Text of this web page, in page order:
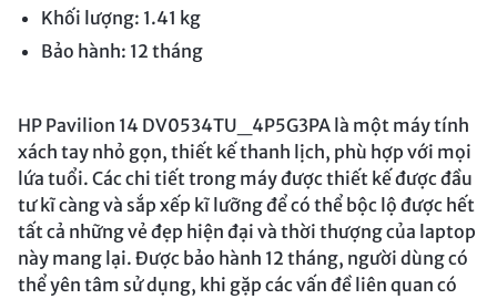
Khối lượng: 1.41 kg
Bảo hành: 12 tháng
HP Pavilion 14 DV0534TU_4P5G3PA là một máy tính
xách tay nhỏ gọn, thiết kế thanh lịch, phù hợp với mọi
lứa tuổi. Các chi tiết trong máy được thiết kế được đầu
tư kĩ càng và sắp xếp kĩ lưỡng để có thể bộc lộ được hết
tất cả những vẻ đẹp hiện đại và thời thượng của laptop
này mang lại. Được bảo hành 12 tháng, người dùng có
thể yên tâm sử dụng, khi gặp các vấn đề liên quan có